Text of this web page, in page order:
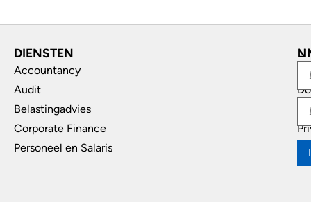
DIENSTEN
Accountancy
Audit
Belastingadvies
Corporate Finance
Personeel en Salaris